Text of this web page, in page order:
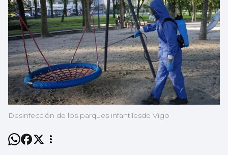
Desinfección de los parques infantilesde Vigo